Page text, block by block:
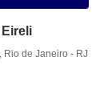
Rio de Janeiro - RJ